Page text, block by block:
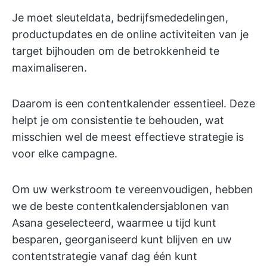
Je moet sleuteldata, bedrijfsmededelingen,
productupdates en de online activiteiten van je
target bijhouden om de betrokkenheid te
maximaliseren.
Daarom is een contentkalender essentieel. Deze
helpt je om consistentie te behouden, wat
misschien wel de meest effectieve strategie is
voor elke campagne.
Om uw werkstroom te vereenvoudigen, hebben
we de beste contentkalendersjablonen van
Asana geselecteerd, waarmee u tijd kunt
besparen, georganiseerd kunt blijven en uw
contentstrategie vanaf dag één kunt